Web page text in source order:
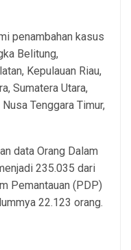
penambahan kasus
Belitung,
Kepulauan Riau,
Sumatera Utara,
Tenggara Timur,
data Orang Dalam
235.035 dari
Pemantauan (PDP)
22.123 orang.